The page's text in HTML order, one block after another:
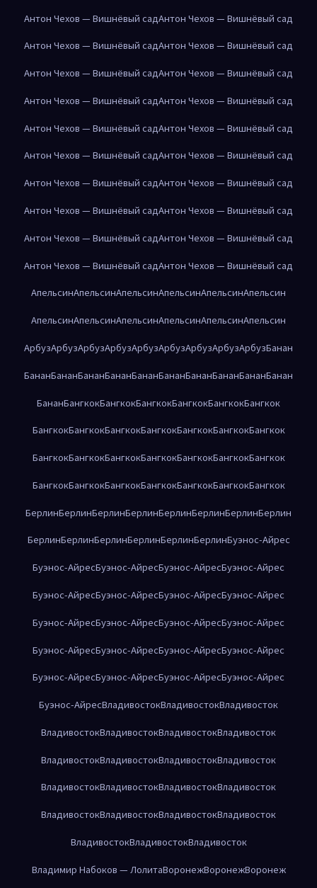
Антон Чехов — Вишнёвый садАнтон Чехов — Вишнёвый сад
Антон Чехов — Вишнёвый садАнтон Чехов — Вишнёвый сад
Антон Чехов — Вишнёвый садАнтон Чехов — Вишнёвый сад
Антон Чехов — Вишнёвый садАнтон Чехов — Вишнёвый сад
Антон Чехов — Вишнёвый садАнтон Чехов — Вишнёвый сад
Антон Чехов — Вишнёвый садАнтон Чехов — Вишнёвый сад
Антон Чехов — Вишнёвый садАнтон Чехов — Вишнёвый сад
Антон Чехов — Вишнёвый садАнтон Чехов — Вишнёвый сад
Антон Чехов — Вишнёвый садАнтон Чехов — Вишнёвый сад
Антон Чехов — Вишнёвый садАнтон Чехов — Вишнёвый сад
АпельсинАпельсинАпельсинАпельсинАпельсинАпельсин
АпельсинАпельсинАпельсинАпельсинАпельсинАпельсин
АрбузАрбузАрбузАрбузАрбузАрбузАрбузАрбузАрбузБанан
БананБананБананБананБананБананБананБананБананБанан
БананБангкокБангкокБангкокБангкокБангкокБангкок
БангкокБангкокБангкокБангкокБангкокБангкокБангкок
БангкокБангкокБангкокБангкокБангкокБангкокБангкок
БангкокБангкокБангкокБангкокБангкокБангкокБангкок
БерлинБерлинБерлинБерлинБерлинБерлинБерлинБерлин
БерлинБерлинБерлинБерлинБерлинБерлинБуэнос-Айрес
Буэнос-АйресБуэнос-АйресБуэнос-АйресБуэнос-Айрес
Буэнос-АйресБуэнос-АйресБуэнос-АйресБуэнос-Айрес
Буэнос-АйресБуэнос-АйресБуэнос-АйресБуэнос-Айрес
Буэнос-АйресБуэнос-АйресБуэнос-АйресБуэнос-Айрес
Буэнос-АйресБуэнос-АйресБуэнос-АйресБуэнос-Айрес
Буэнос-АйресВладивостокВладивостокВладивосток
ВладивостокВладивостокВладивостокВладивосток
ВладивостокВладивостокВладивостокВладивосток
ВладивостокВладивостокВладивостокВладивосток
ВладивостокВладивостокВладивостокВладивосток
ВладивостокВладивостокВладивосток
Владимир Набоков — ЛолитаВоронежВоронежВоронеж